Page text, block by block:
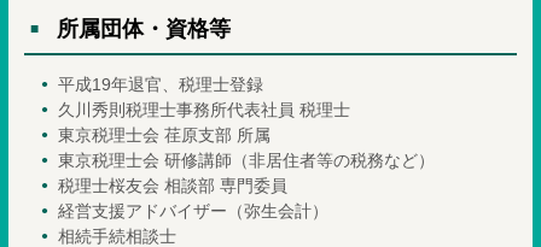
所属団体・資格等
平成19年退官、税理士登録
久川秀則税理士事務所代表社員 税理士
東京税理士会 荏原支部 所属
東京税理士会 研修講師（非居住者等の税務など）
税理士桜友会 相談部 専門委員
経営支援アドバイザー（弥生会計）
相続手続相談士